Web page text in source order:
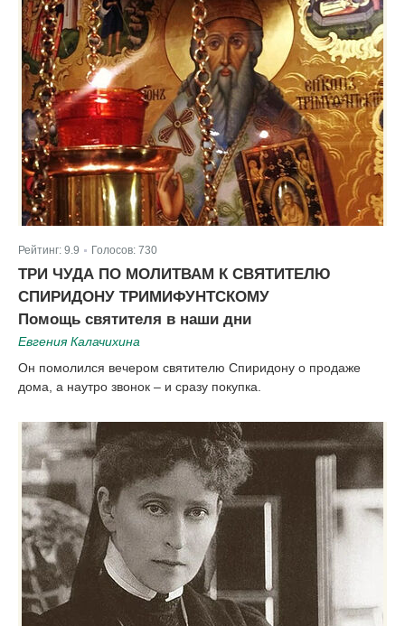
Рейтинг: 9.9 Голосов: 730
ТРИ ЧУДА ПО МОЛИТВАМ К СВЯТИТЕЛЮ
СПИРИДОНУ ТРИМИФУНТСКОМУ
Помощь святителя в наши дни
Евгения Калачихина
Он помолился вечером святителю Спиридону о продаже
дома, а наутро звонок – и сразу покупка.